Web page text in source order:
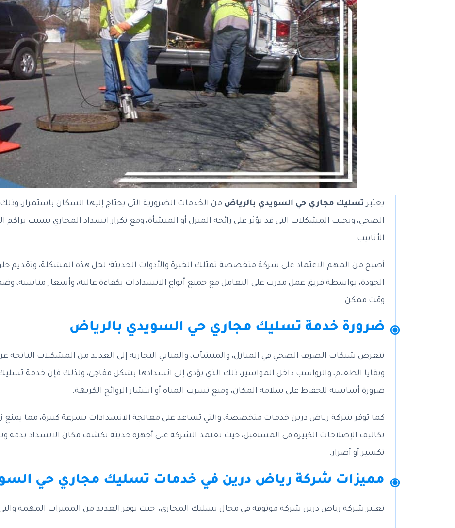
يعتبر تسليك مجاري حي السويدي بالرياض من الخدمات الضرورية التي يحتاج إليها السكان باستمرار،
الصحي، وتجنب المشكلات التي قد تؤثر على رائحة المنزل أو المنشأة، ومع تكرار انسداد المجاري بسبب تراكم
الأنابيب.
أصبح من المهم الاعتماد على شركة متخصصة تمتلك الخبرة والأدوات الحديثة؛ لحل هذه المشكلة، وتقديم
الجودة، بواسطة فريق عمل مدرب على التعامل مع جميع أنواع الانسدادات بكفاءة عالية، وأسعار مناسبة،
وقت ممكن.
ضرورة خدمة تسليك مجاري حي السويدي بالرياض
تتعرض شبكات الصرف الصحي في المنازل، والمنشآت، والمباني التجارية إلى العديد من المشكلات الناتجة عن
وبقايا الطعام، والرواسب داخل المواسير، ذلك الذي يؤدي إلى انسدادها بشكل مفاجئ، ولذلك فإن خدمة تسليك
ضرورة أساسية للحفاظ على سلامة المكان، ومنع تسرب المياه أو انتشار الروائح الكريهة.
كما توفر شركة رياض درين خدمات متخصصة، والتي تساعد على معالجة الانسدادات بسرعة كبيرة، مما يمنع
تكاليف الإصلاحات الكبيرة في المستقبل، حيث تعتمد الشركة على أجهزة حديثة تكشف مكان الانسداد بدقة
تكسير أو أضرار.
مميزات شركة رياض درين في خدمات تسليك مجاري حي
تعتبر شركة رياض درين شركة موثوقة في مجال تسليك المجاري، حيث توفر العديد من المميزات المهمة